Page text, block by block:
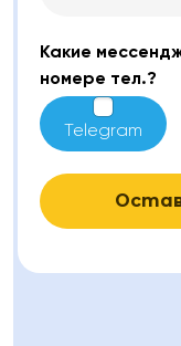
Какие
номере тел.?
Telegram